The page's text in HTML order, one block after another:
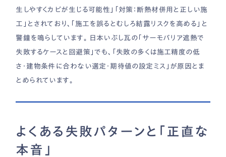
生しやすくカビが生じる可能性」「対策：断熱材併用と正しい施
工」とされており、「施工を誤るとむしろ結露リスクを高める」と
警鐘を鳴らしています。 日本いぶし瓦の「サーモバリア遮熱で
失敗するケースと回避策」でも、「失敗の多くは施工精度の低
さ・建物条件に合わない選定・期待値の設定ミス」が原因とま
とめられています。
よくある失敗パターンと「正直な
本音」